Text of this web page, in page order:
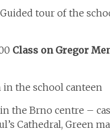
Guided tour of the
Class on Gregor
in the school canteen
in the Brno centre –
Cathedral, Green